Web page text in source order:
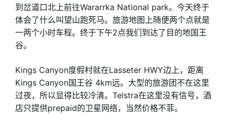
到岔道口北上前往Wararrka National park。今天终于
体会了什么叫望山跑死马。旅游地图上随便两个点就是
一两个小时车程。终于下午2点我们到达了目的地国王
谷。
Kings Canyon度假村就在Lasseter HWY边上，距离
Kings Canyon国王谷 4km远。大型的旅游团不在这里
过夜，所以显得比较冷清。Telstra在这里没有信号，酒
店只提供prepaid的卫星网络，当然价格不菲。